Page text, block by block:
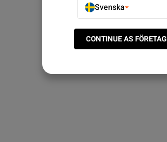
Svenska
CONTINUE AS FÖRETAG